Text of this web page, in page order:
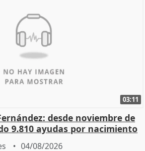
03:11
desde noviembre de
9.810 ayudas por nacimiento
04/08/2026